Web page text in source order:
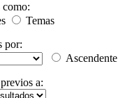
como:
Temas
por:
Ascendente
a: